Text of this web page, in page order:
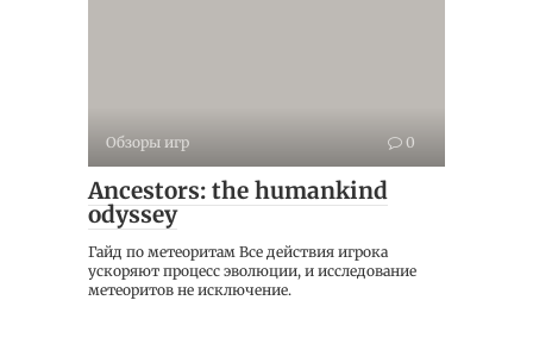
Обзоры игр 0
Ancestors: the humankind
odyssey
Гайд по метеоритам Все действия игрока
ускоряют процесс эволюции, и исследование
метеоритов не исключение.